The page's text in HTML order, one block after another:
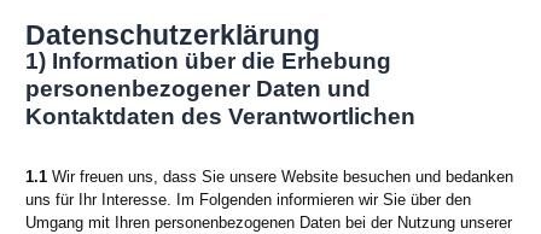
Datenschutzerklärung
1) Information über die Erhebung
personenbezogener Daten und
Kontaktdaten des Verantwortlichen
1.1 Wir freuen uns, dass Sie unsere Website besuchen und bedanken
uns für Ihr Interesse. Im Folgenden informieren wir Sie über den
Umgang mit Ihren personenbezogenen Daten bei der Nutzung unserer